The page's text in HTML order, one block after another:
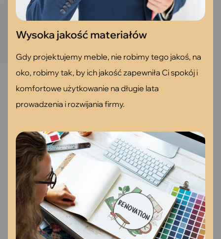
Wysoka jakość materiałów
Gdy projektujemy meble, nie robimy tego jakoś, na
oko, robimy tak, by ich jakość zapewniła Ci spokój i
komfortowe użytkowanie na długie lata
prowadzenia i rozwijania firmy.